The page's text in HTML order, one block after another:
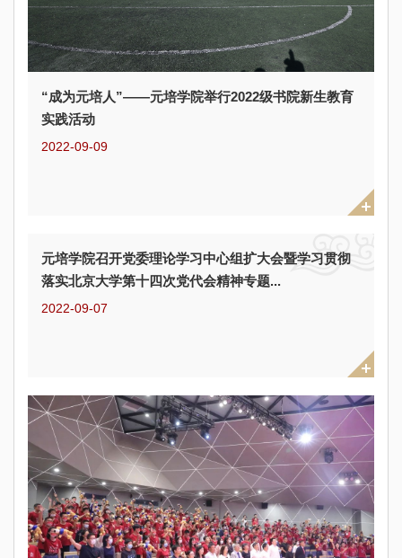
“成为元培人”——元培学院举行2022级书院新生教育
实践活动
2022-09-09
元培学院召开党委理论学习中心组扩大会暨学习贯彻
落实北京大学第十四次党代会精神专题...
2022-09-07